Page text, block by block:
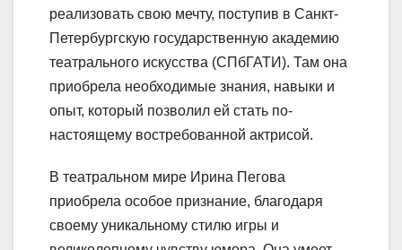
реализовать свою мечту, поступив в Санкт-
Петербургскую государственную академию
театрального искусства (СПбГАТИ). Там она
приобрела необходимые знания, навыки и
опыт, который позволил ей стать по-
настоящему востребованной актрисой.
В театральном мире Ирина Пегова
приобрела особое признание, благодаря
своему уникальному стилю игры и